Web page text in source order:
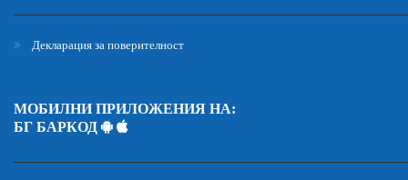
Декларация за поверителност
МОБИЛНИ ПРИЛОЖЕНИЯ НА:
БГ БАРКОД